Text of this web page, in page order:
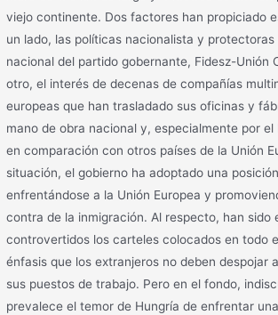
viejo continente. Dos factores han propiciado
un lado, las políticas nacionalista y protectoras
nacional del partido gobernante, Fidesz-Unión
otro, el interés de decenas de compañías
europeas que han trasladado sus oficinas y
mano de obra nacional y, especialmente por
en comparación con otros países de la Unión
situación, el gobierno ha adoptado una
enfrentándose a la Unión Europea y
contra de la inmigración. Al respecto, han sido
controvertidos los carteles colocados en todo
énfasis que los extranjeros no deben despojar
sus puestos de trabajo. Pero en el fondo,
prevalece el temor de Hungría de enfrentar